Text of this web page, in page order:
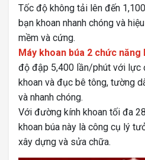
Tốc độ không tải lên đến
bạn khoan nhanh chóng và
mềm và cứng.
Máy khoan búa 2 chức năng
độ đập 5,400 lần/phút với lực
khoan và đục bê tông, tường
và nhanh chóng.
Với đường kính khoan tối đa
khoan búa này là công cụ lý
xây dựng và sửa chữa.